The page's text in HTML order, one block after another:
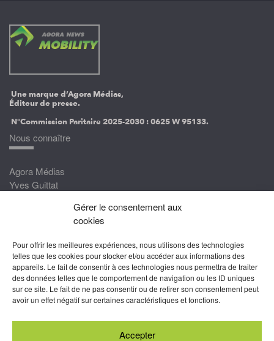
Gérer le consentement aux
cookies
Pour offrir les meilleures expériences, nous utilisons des technologies
telles que les cookies pour stocker et/ou accéder aux informations des
appareils. Le fait de consentir à ces technologies nous permettra de traiter
des données telles que le comportement de navigation ou les ID uniques
sur ce site. Le fait de ne pas consentir ou de retirer son consentement peut
avoir un effet négatif sur certaines caractéristiques et fonctions.
Accepter
Une marque d’Agora Médias,
Éditeur de presse.
N°Commission Paritaire 2025-2030 :0625 W 95133.
Nous connaître
Agora Médias
Yves Guittat
Devenez correspondant
Rejoignez nos experts
Devenez Partenaire
Nous suivre